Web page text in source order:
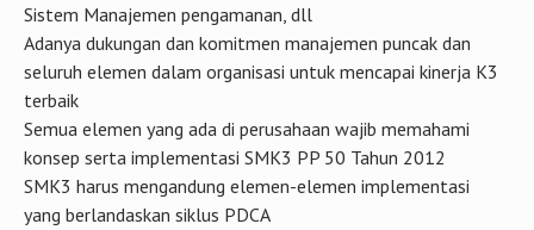
Sistem Manajemen pengamanan, dll
Adanya dukungan dan komitmen manajemen puncak dan
seluruh elemen dalam organisasi untuk mencapai kinerja K3
terbaik
Semua elemen yang ada di perusahaan wajib memahami
konsep serta implementasi SMK3 PP 50 Tahun 2012
SMK3 harus mengandung elemen-elemen implementasi
yang berlandaskan siklus PDCA